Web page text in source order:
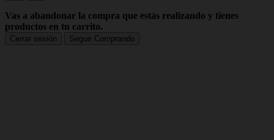
Vas a abandonar la compra que estás realizando y tienes
productos en tu carrito.
Cerrar sesión Seguir Comprando